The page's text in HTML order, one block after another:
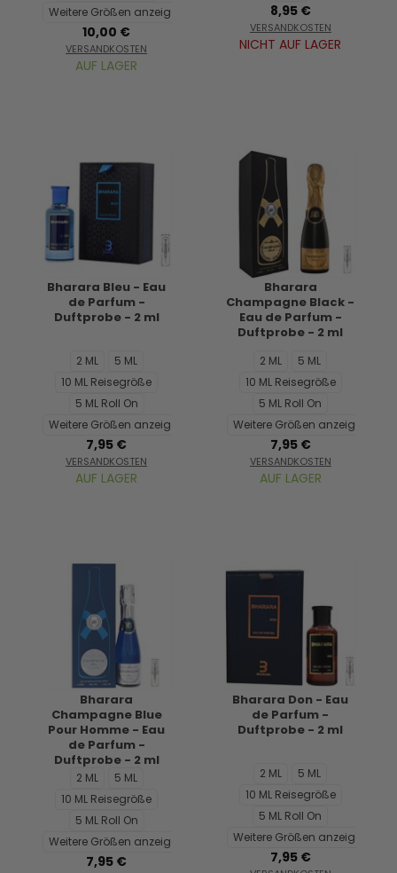
Weitere Größen anzeigen...
10,00 €
VERSANDKOSTEN
AUF LAGER
8,95 €
VERSANDKOSTEN
NICHT AUF LAGER
Bharara Bleu - Eau
de Parfum -
Duftprobe - 2 ml
2 ML
5 ML
10 ML Reisegröße
5 ML Roll On
Weitere Größen anzeigen...
7,95 €
VERSANDKOSTEN
AUF LAGER
Bharara
Champagne Black -
Eau de Parfum -
Duftprobe - 2 ml
2 ML
5 ML
10 ML Reisegröße
5 ML Roll On
Weitere Größen anzeigen...
7,95 €
VERSANDKOSTEN
AUF LAGER
Bharara
Champagne Blue
Pour Homme - Eau
de Parfum -
Duftprobe - 2 ml
2 ML
5 ML
10 ML Reisegröße
5 ML Roll On
Weitere Größen anzeigen...
7,95 €
Bharara Don - Eau
de Parfum -
Duftprobe - 2 ml
2 ML
5 ML
10 ML Reisegröße
5 ML Roll On
Weitere Größen anzeigen...
7,95 €